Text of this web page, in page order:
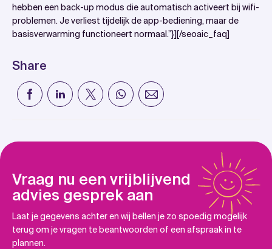
hebben een back-up modus die automatisch activeert bij wifi-
problemen. Je verliest tijdelijk de app-bediening, maar de
basisverwarming functioneert normaal.”}][/seoaic_faq]
Share
Vraag nu een vrijblijvend
advies gesprek aan
Laat je gegevens achter en wij bellen je zo spoedig mogelijk
terug om je vragen te beantwoorden of een afspraak in te
plannen.